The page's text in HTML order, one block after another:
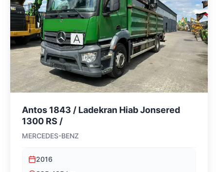
Antos 1843 / Ladekran Hiab Jonsered
1300 RS /
MERCEDES-BENZ
2016